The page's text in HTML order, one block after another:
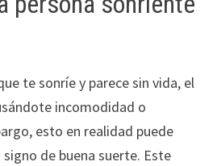
te sonríe y parece sin vida, el
incomodidad o
esto en realidad puede
de buena suerte. Este